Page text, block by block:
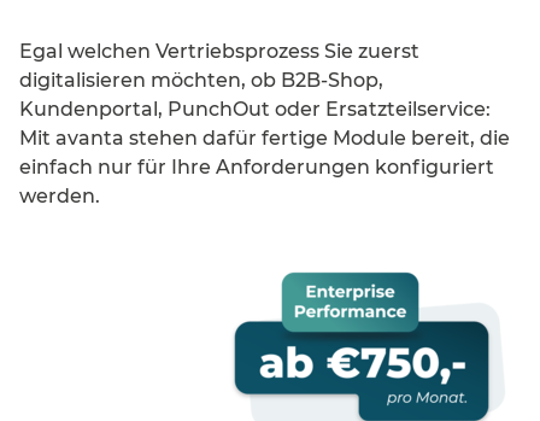
Egal welchen Vertriebsprozess Sie zuerst
digitalisieren möchten, ob B2B-Shop,
Kundenportal, PunchOut oder Ersatzteilservice:
Mit avanta stehen dafür fertige Module bereit, die
einfach nur für Ihre Anforderungen konfiguriert
werden.